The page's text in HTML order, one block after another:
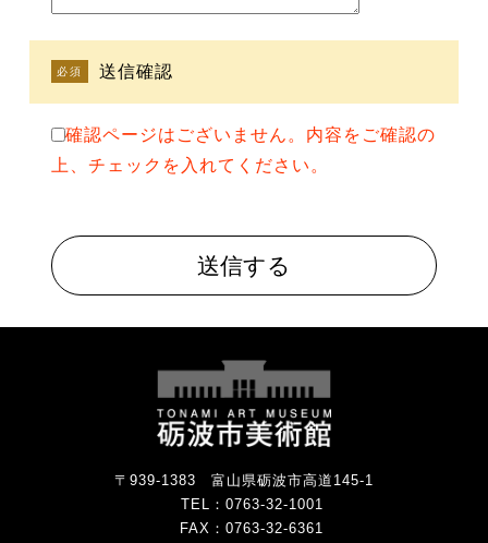
必須 送信確認
確認ページはございません。内容をご確認の
上、チェックを入れてください。
〒939-1383 富山県砺波市高道145-1
TEL： 0763-32-1001
FAX：0763-32-6361